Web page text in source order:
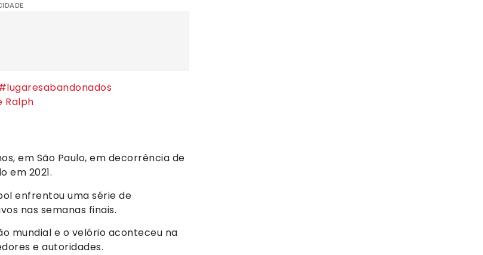
Ralph
em São Paulo, em decorrência de
em 2021.
enfrentou uma série de
nas semanas finais.
mundial e o velório aconteceu na
e autoridades.